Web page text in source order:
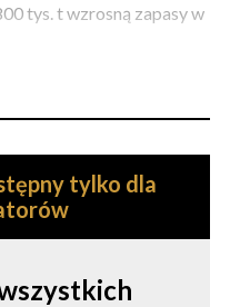
tys. t wzrosną zapasy w
tylko dla